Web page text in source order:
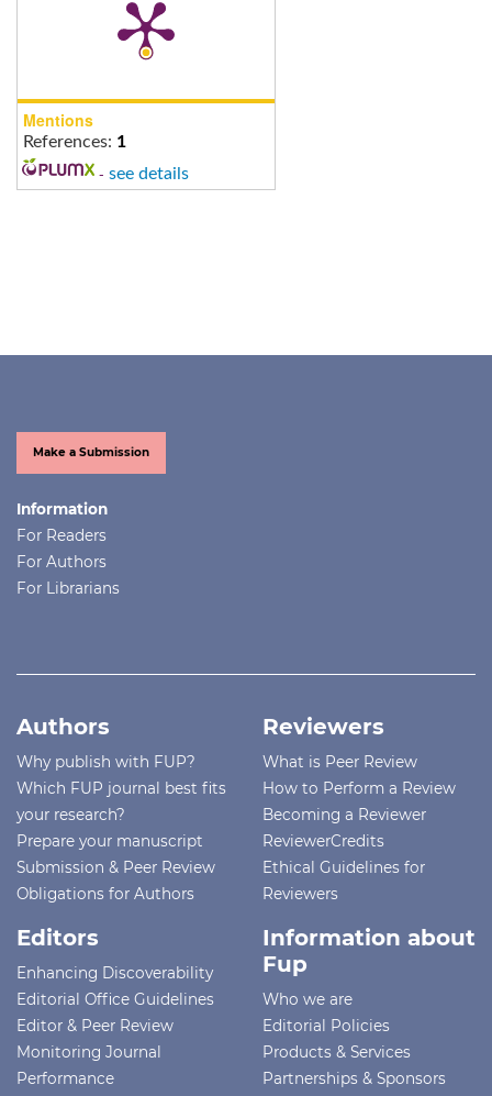
Mentions
References: 1
- see details
Make a Submission
Information
For Readers
For Authors
For Librarians
Authors
Why publish with FUP?
Which FUP journal best fits
your research?
Prepare your manuscript
Submission & Peer Review
Obligations for Authors
Reviewers
What is Peer Review
How to Perform a Review
Becoming a Reviewer
ReviewerCredits
Ethical Guidelines for
Reviewers
Editors
Enhancing Discoverability
Editorial Office Guidelines
Editor & Peer Review
Monitoring Journal
Performance
Information about
Fup
Who we are
Editorial Policies
Products & Services
Partnerships & Sponsors